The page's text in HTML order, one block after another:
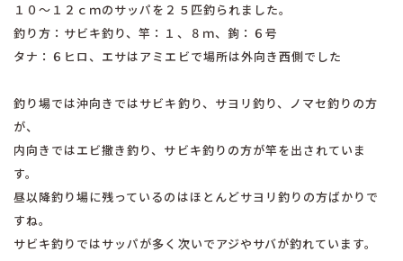
１０〜１２ｃｍのサッパを２５匹釣られました。
釣り方：サビキ釣り、竿：１、８ｍ、鉤：６号
タナ：６ヒロ、エサはアミエビで場所は外向き西側でした
釣り場では沖向きではサビキ釣り、サヨリ釣り、ノマセ釣りの方
が、
内向きではエビ撒き釣り、サビキ釣りの方が竿を出されていま
す。
昼以降釣り場に残っているのはほとんどサヨリ釣りの方ばかりで
すね。
サビキ釣りではサッパが多く次いでアジやサバが釣れています。